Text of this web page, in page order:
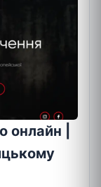
онлайн |